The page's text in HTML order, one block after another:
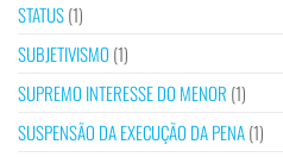
STATUS(1)
SUBJETIVISMO (1)
SUPREMO INTERESSE DO MENOR (1)
SUSPENSÃO DA EXECUÇÃO DA PENA(1)